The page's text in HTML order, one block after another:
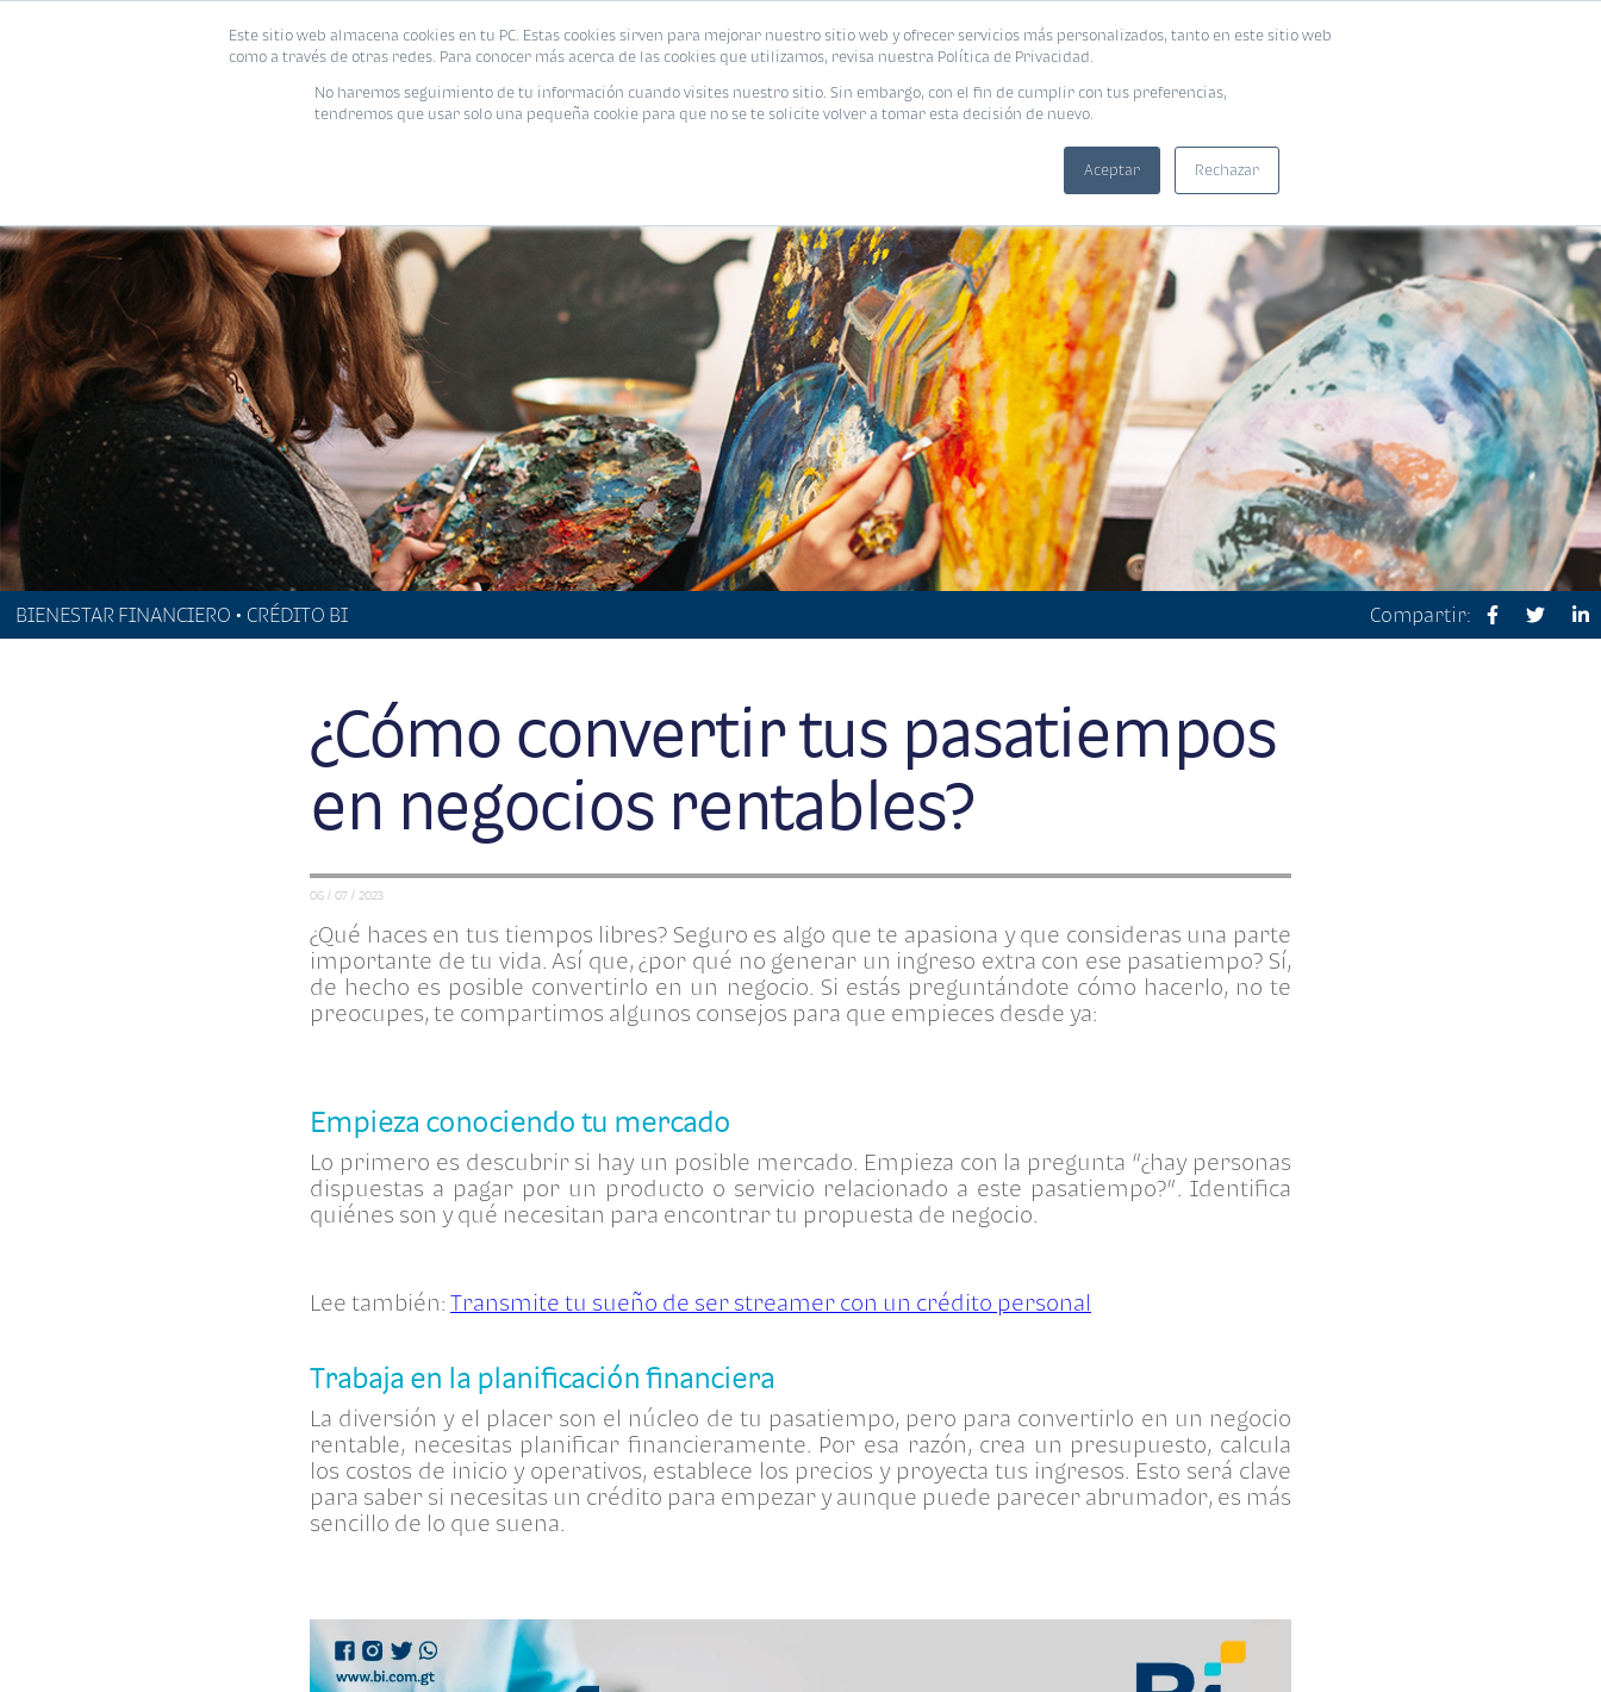
Este sitio web almacena cookies en tu PC. Estas cookies sirven para mejorar nuestro sitio web y ofrecer servicios más personalizados, tanto en este sitio web
como a través de otras redes. Para conocer más acerca de las cookies que utilizamos, revisa nuestra Política de Privacidad.
No haremos seguimiento de tu información cuando visites nuestro sitio. Sin embargo, con el fin de cumplir con tus preferencias,
tendremos que usar solo una pequeña cookie para que no se te solicite volver a tomar esta decisión de nuevo.
Aceptar Rechazar
PROMOCIONES CALCULADORAS EBOOKS
BIENESTAR FINANCIERO • CRÉDITO BI Compartir:
¿Cómo convertir tus pasatiempos
en negocios rentables?
06 / 07 / 2023
¿Qué haces en tus tiempos libres? Seguro es algo que te apasiona y que consideras una parte
importante de tu vida. Así que, ¿por qué no generar un ingreso extra con ese pasatiempo? Sí,
de hecho es posible convertirlo en un negocio. Si estás preguntándote cómo hacerlo, no te
preocupes, te compartimos algunos consejos para que empieces desde ya:
Empieza conociendo tu mercado
Lo primero es descubrir si hay un posible mercado. Empieza con la pregunta “¿hay personas
dispuestas a pagar por un producto o servicio relacionado a este pasatiempo?”. Identifica
quiénes son y qué necesitan para encontrar tu propuesta de negocio.
Lee también: Transmite tu sueño de ser streamer con un crédito personal
Trabaja en la planificación financiera
La diversión y el placer son el núcleo de tu pasatiempo, pero para convertirlo en un negocio
rentable, necesitas planificar financieramente. Por esa razón, crea un presupuesto, calcula
los costos de inicio y operativos, establece los precios y proyecta tus ingresos. Esto será clave
para saber si necesitas un crédito para empezar y aunque puede parecer abrumador, es más
sencillo de lo que suena.